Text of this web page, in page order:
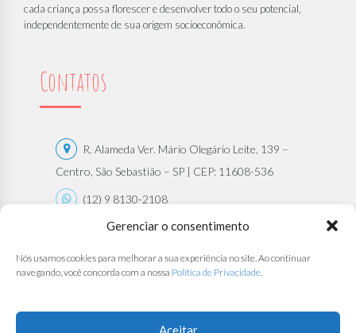
Gerenciar o consentimento
Nós usamos cookies para melhorar a sua experiência no site. Ao continuar
navegando, você concorda com a nossa Política de Privacidade.
Aceitar
cada criança possa florescer e desenvolver todo o seu potencial,
independentemente de sua origem socioeconômica.
Contatos
R. Alameda Ver. Mário Olegário Leite, 139 –
Centro, São Sebastião – SP | CEP: 11608-536
(12) 9 8130-2108
(12) 9 8130-2108
contato@bercariosantana.com.br